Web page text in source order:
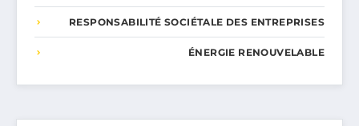
RESPONSABILITÉ SOCIÉTALE DES ENTREPRISES
ÉNERGIE RENOUVELABLE